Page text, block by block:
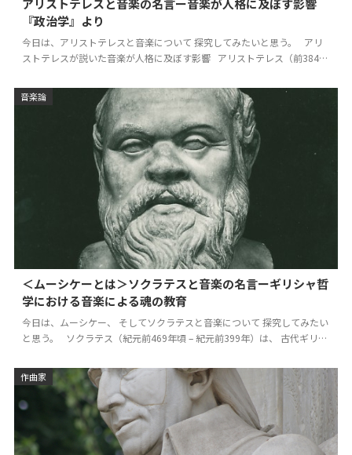
アリストテレスと音楽の名言ー音楽が人格に及ぼす影響
『政治学』より
今日は、アリストテレスと音楽について 探究してみたいと思う。 アリ
ストテレスが説いた音楽が人格に及ぼす影響 アリストテレス（前384年
音楽論
＜ムーシケーとは＞ソクラテスと音楽の名言ーギリシャ哲
学における音楽による魂の教育
今日は、ムーシケー、 そしてソクラテスと音楽について 探究してみたい
と思う。 ソクラテス（紀元前469年頃 – 紀元前399年）は、 古代ギリシ
作曲家